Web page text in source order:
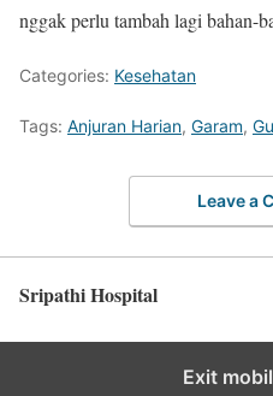
nggak perlu tambah lagi bahan-
Categories: Kesehatan
Tags: Anjuran Harian, Garam,
Leave a
Sripathi Hospital
Exit